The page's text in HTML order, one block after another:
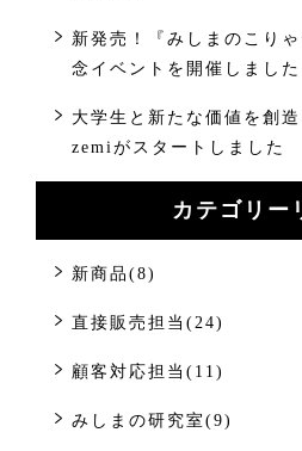
新発売！『みしまのこり
念イベントを開催しました
大学生と新たな価値を創
zemiがスタートしました
カテゴリー
新商品(8)
直接販売担当(24)
顧客対応担当(11)
みしまの研究室(9)